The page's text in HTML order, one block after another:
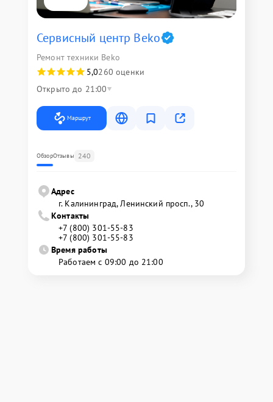
Сервисный центр Beko
Ремонт техники Beko
5,0260 оценки
Открыто до 21:00
Маршрут
ОбзорОтзывы 240
Адрес
г. Калининград, Ленинский просп., 30
Контакты
+7 (800) 301-55-83
+7 (800) 301-55-83
Время работы
Работаем с 09:00 до 21:00